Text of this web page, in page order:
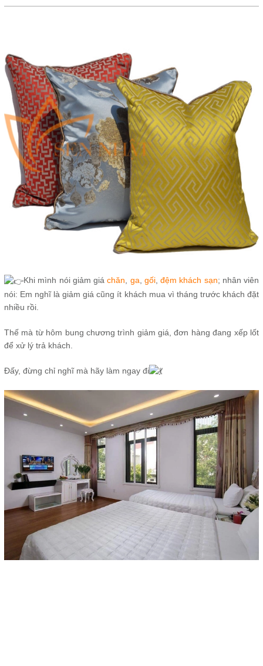
Khi mình nói giảm giáchăn, ga, gối, đệm khách sạn; nhân viên
nói: Em nghĩ là giảm giá cũng ít khách mua vì tháng trước khách đặt
nhiều rồi.
Thế mà từ hôm bung chương trình giảm giá, đơn hàng đang xếp lốt
để xử lý trả khách.
Đấy, đừng chỉ nghĩ mà hãy làm ngay đi